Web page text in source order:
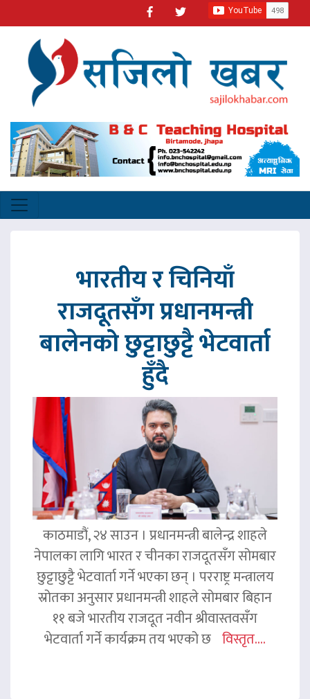
भारतीय र चिनियाँ
राजदूतसँग प्रधानमन्त्री
बालेनको छुट्टाछुट्टै भेटवार्ता
हुँदै
काठमाडौं, २४ साउन । प्रधानमन्त्री बालेन्द्र शाहले
नेपालका लागि भारत र चीनका राजदूतसँग सोमबार
छुट्टाछुट्टै भेटवार्ता गर्ने भएका छन् । परराष्ट्र मन्त्रालय
स्रोतका अनुसार प्रधानमन्त्री शाहले सोमबार बिहान
११ बजे भारतीय राजदूत नवीन श्रीवास्तवसँग
भेटवार्ता गर्ने कार्यक्रम तय भएको छ विस्तृत....